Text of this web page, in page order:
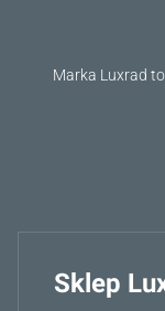
Marka Luxrad
Sklep